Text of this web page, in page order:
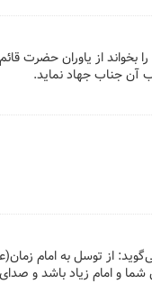
از یاوران حضرت
آن جناب جهاد نماید.
از توسل به امام
و امام زیاد باشد و